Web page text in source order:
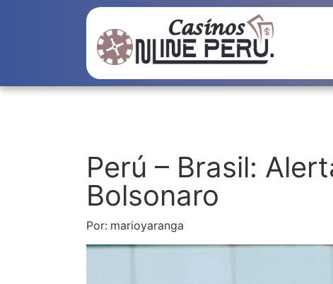
Perú – Brasil:
Bolsonaro
Por: marioyaranga